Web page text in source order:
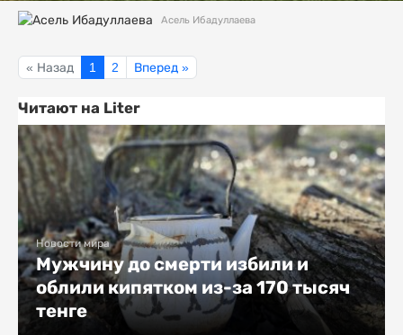
Асель Ибадуллаева
« Назад 1 2 Вперед »
Читают на Liter
Новости мира
Мужчину до смерти избили и
облили кипятком из-за 170 тысяч
тенге